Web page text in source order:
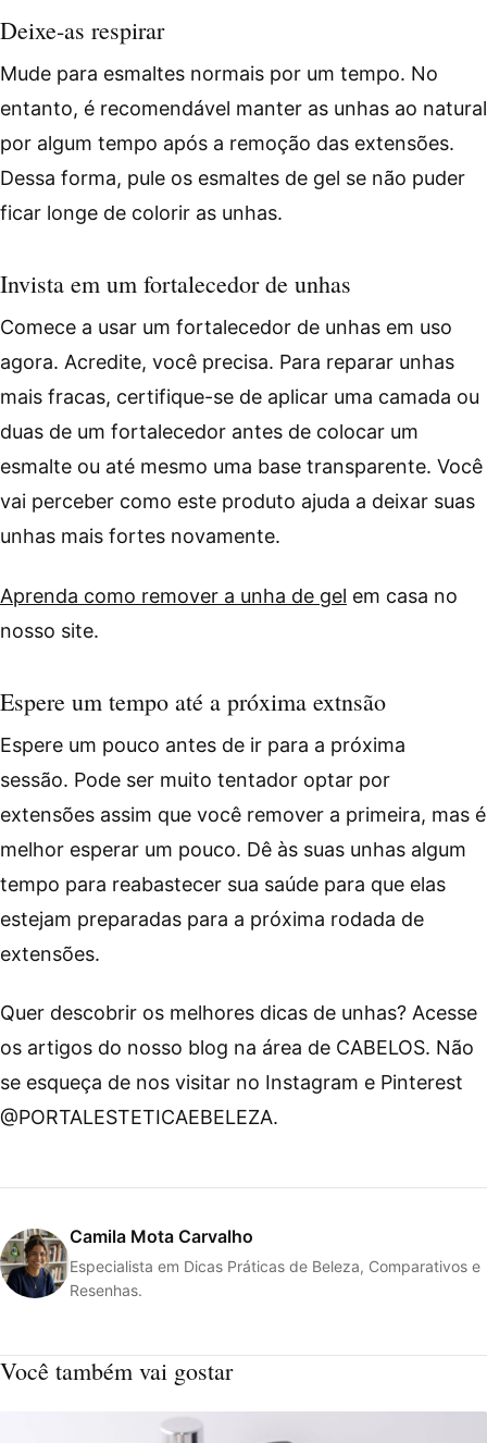
Deixe-as respirar
Mude para esmaltes normais por um tempo. No
entanto, é recomendável manter as unhas ao natural
por algum tempo após a remoção das extensões.
Dessa forma, pule os esmaltes de gel se não puder
ficar longe de colorir as unhas.
Invista em um fortalecedor de unhas
Comece a usar um fortalecedor de unhas em uso
agora. Acredite, você precisa. Para reparar unhas
mais fracas, certifique-se de aplicar uma camada ou
duas de um fortalecedor antes de colocar um
esmalte ou até mesmo uma base transparente. Você
vai perceber como este produto ajuda a deixar suas
unhas mais fortes novamente.
Aprenda como remover a unha de gel em casa no
nosso site.
Espere um tempo até a próxima extnsão
Espere um pouco antes de ir para a próxima
sessão. Pode ser muito tentador optar por
extensões assim que você remover a primeira, mas é
melhor esperar um pouco. Dê às suas unhas algum
tempo para reabastecer sua saúde para que elas
estejam preparadas para a próxima rodada de
extensões.
Quer descobrir os melhores dicas de unhas? Acesse
os artigos do nosso blog na área de CABELOS. Não
se esqueça de nos visitar no Instagram e Pinterest
@PORTALESTETICAEBELEZA.
Camila Mota Carvalho
Especialista em Dicas Práticas de Beleza, Comparativos e
Resenhas.
Você também vai gostar